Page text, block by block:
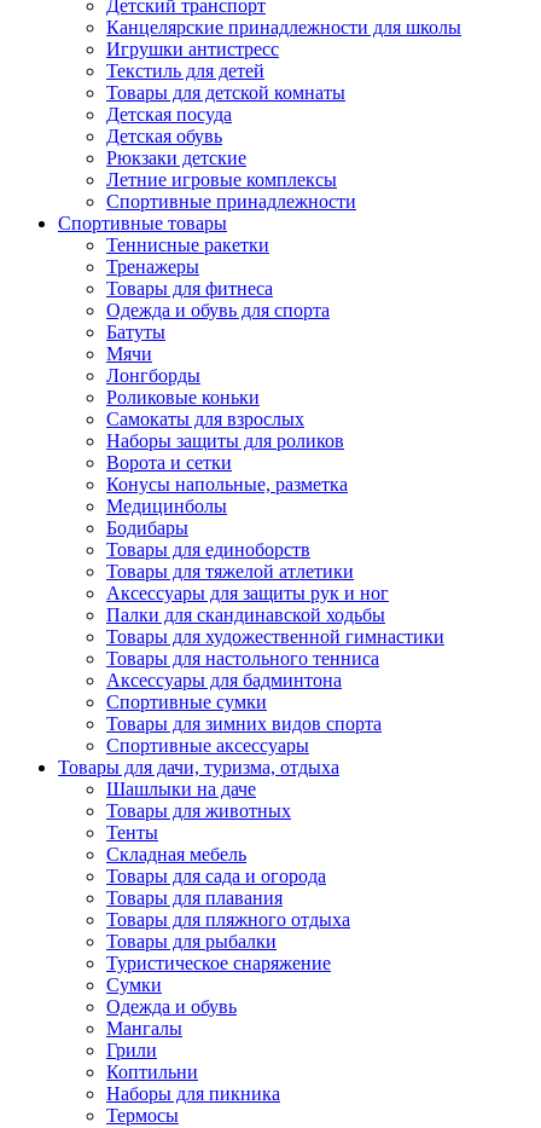
Детский транспорт
Канцелярские принадлежности для школы
Игрушки антистресс
Текстиль для детей
Товары для детской комнаты
Детская посуда
Детская обувь
Рюкзаки детские
Летние игровые комплексы
Спортивные принадлежности
Спортивные товары
Теннисные ракетки
Тренажеры
Товары для фитнеса
Одежда и обувь для спорта
Батуты
Мячи
Лонгборды
Роликовые коньки
Самокаты для взрослых
Наборы защиты для роликов
Ворота и сетки
Конусы напольные, разметка
Медицинболы
Бодибары
Товары для единоборств
Товары для тяжелой атлетики
Аксессуары для защиты рук и ног
Палки для скандинавской ходьбы
Товары для художественной гимнастики
Товары для настольного тенниса
Аксессуары для бадминтона
Спортивные сумки
Товары для зимних видов спорта
Спортивные аксессуары
Товары для дачи, туризма, отдыха
Шашлыки на даче
Товары для животных
Тенты
Складная мебель
Товары для сада и огорода
Товары для плавания
Товары для пляжного отдыха
Товары для рыбалки
Туристическое снаряжение
Сумки
Одежда и обувь
Мангалы
Грили
Коптильни
Наборы для пикника
Термосы